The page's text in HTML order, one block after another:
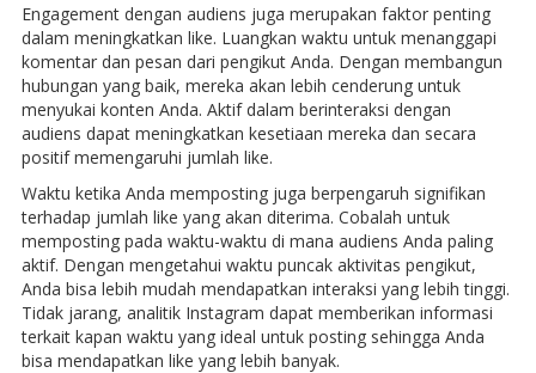
Engagement dengan audiens juga merupakan faktor penting
dalam meningkatkan like. Luangkan waktu untuk menanggapi
komentar dan pesan dari pengikut Anda. Dengan membangun
hubungan yang baik, mereka akan lebih cenderung untuk
menyukai konten Anda. Aktif dalam berinteraksi dengan
audiens dapat meningkatkan kesetiaan mereka dan secara
positif memengaruhi jumlah like.
Waktu ketika Anda memposting juga berpengaruh signifikan
terhadap jumlah like yang akan diterima. Cobalah untuk
memposting pada waktu-waktu di mana audiens Anda paling
aktif. Dengan mengetahui waktu puncak aktivitas pengikut,
Anda bisa lebih mudah mendapatkan interaksi yang lebih tinggi.
Tidak jarang, analitik Instagram dapat memberikan informasi
terkait kapan waktu yang ideal untuk posting sehingga Anda
bisa mendapatkan like yang lebih banyak.